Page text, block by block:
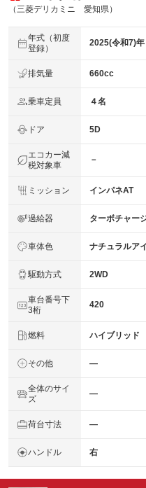
（三菱デリカミニ 愛知県）
年式（初度
登録）
2025(令和7)年
排気量 660cc
乗車定員 ４名
ドア 5D
エコカー減
税対象車
－
ミッション インパネAT
過給器 ターボチャー
車体色 ナチュラルア
駆動方式 2WD
車台番号下
3桁
420
燃料 ハイブリッド
その他 ―
全体のサイ
ズ
―
荷台寸法 ―
ハンドル 右